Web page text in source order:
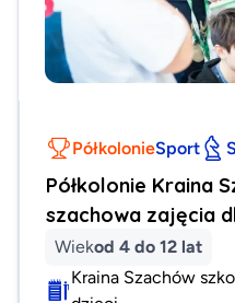
PółkolonieSport
Półkolonie Kraina
szachowa zajęcia
Wiekod 4 do 12 lat
Kraina Szachów